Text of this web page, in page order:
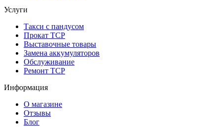
Услуги
Такси с пандусом
Прокат ТСР
Выставочные товары
Замена аккумуляторов
Обслуживание
Ремонт ТСР
Информация
О магазине
Отзывы
Блог